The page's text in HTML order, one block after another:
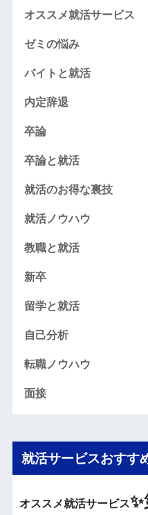
オススメ就活サービス
ゼミの悩み
バイトと就活
内定辞退
卒論
卒論と就活
就活のお得な裏技
就活ノウハウ
教職と就活
新卒
留学と就活
自己分析
転職ノウハウ
面接
就活サービスおすす
オススメ就活サービス✨